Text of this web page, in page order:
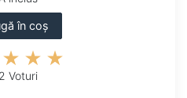
în coș
Voturi